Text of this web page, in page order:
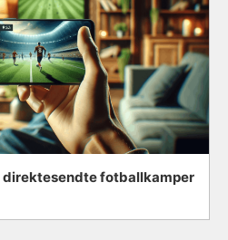
direktesendte fotballkamper